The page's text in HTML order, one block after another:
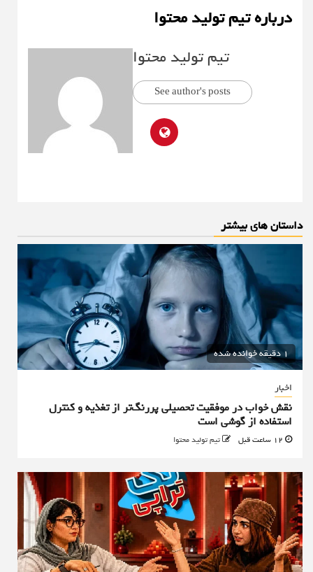
درباره تیم تولید محتوا
تیم تولید محتوا
See author's posts
داستان های بیشتر
1 دقیقه خوانده شده
اخبار
نقش خواب در موفقیت تحصیلی پررنگ‌تر از تغذیه و کنترل
استفاده از گوشی است
تیم تولید محتوا